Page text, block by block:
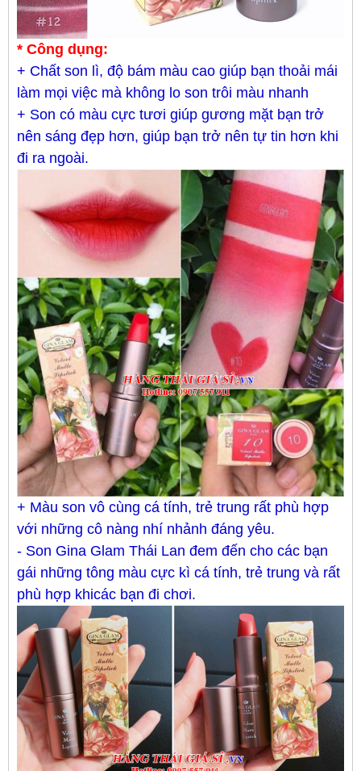
* Công dụng:
+ Chất son lì, độ bám màu cao giúp bạn thoải mái
làm mọi việc mà không lo son trôi màu nhanh
+ Son có màu cực tươi giúp gương mặt bạn trở
nên sáng đẹp hơn, giúp bạn trở nên tự tin hơn khi
đi ra ngoài.
+ Màu son vô cùng cá tính, trẻ trung rất phù hợp
với những cô nàng nhí nhảnh đáng yêu.
- Son Gina Glam Thái Lan đem đến cho các bạn
gái những tông màu cực kì cá tính, trẻ trung và rất
phù hợp khicác bạn đi chơi.